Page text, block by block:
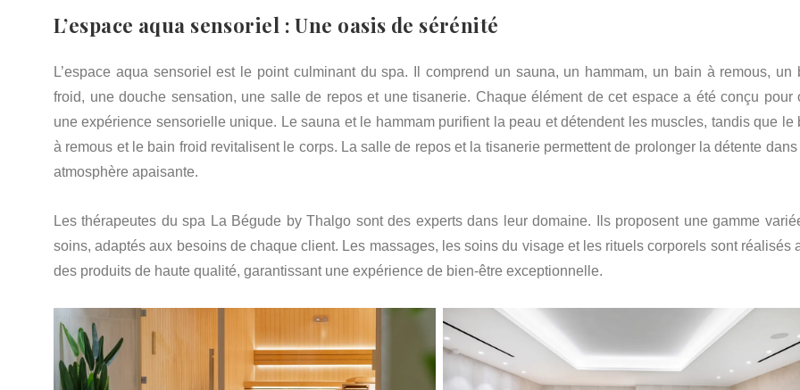
L’espace aqua sensoriel : Une oasis de sérénité
L’espace aqua sensoriel est le point culminant du spa. Il comprend un sauna, un hammam, un bain à remous, un
froid, une douche sensation, une salle de repos et une tisanerie. Chaque élément de cet espace a été conçu pour
une expérience sensorielle unique. Le sauna et le hammam purifient la peau et détendent les muscles, tandis que le
à remous et le bain froid revitalisent le corps. La salle de repos et la tisanerie permettent de prolonger la détente
atmosphère apaisante.
Les thérapeutes du spa La Bégude by Thalgo sont des experts dans leur domaine. Ils proposent une gamme
soins, adaptés aux besoins de chaque client. Les massages, les soins du visage et les rituels corporels sont réalisés
des produits de haute qualité, garantissant une expérience de bien-être exceptionnelle.